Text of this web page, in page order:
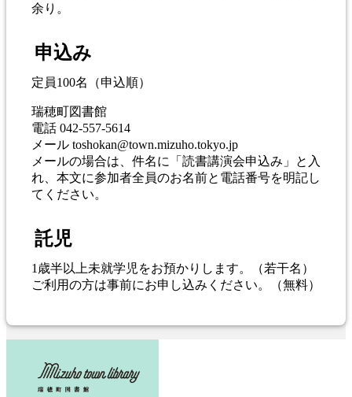
余り。
申込み
定員100名（申込順）
瑞穂町図書館
電話 042-557-5614
メール toshokan@town.mizuho.tokyo.jp
メールの場合は、件名に「読書講演会申込み」と入
れ、本文に参加者全員のお名前と電話番号を明記し
てください。
託児
1歳半以上未就学児をお預かりします。（若干名）
ご利用の方は事前にお申し込みください。（無料）